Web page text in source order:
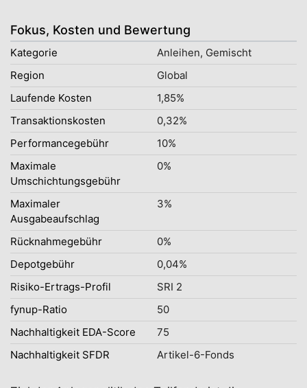
Fokus, Kosten und Bewertung
Kategorie
Anleihen, Gemischt
Region
Global
Laufende Kosten
1,85%
Transaktionskosten
0,32%
Performancegebühr
10%
Maximale
Umschichtungsgebühr
0%
Maximaler
Ausgabeaufschlag
3%
Rücknahmegebühr
0%
Depotgebühr
0,04%
Risiko-Ertrags-Profil
SRI 2
fynup-Ratio
50
Nachhaltigkeit EDA-Score
75
Nachhaltigkeit SFDR
Artikel-6-Fonds